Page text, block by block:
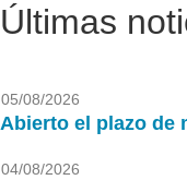
Últimas
05/08/2026
Abierto el plazo de
04/08/2026